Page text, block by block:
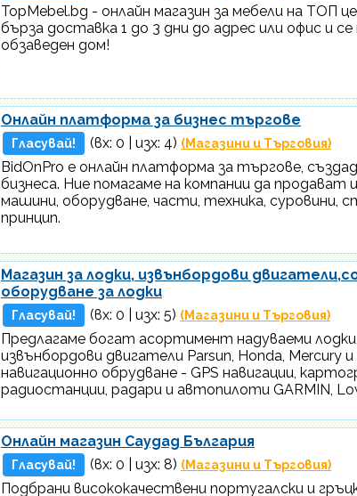
TopMebel.bg - онлайн магазин за мебели на ТОП
бърза доставка 1 до 3 дни до адрес или офис и
обзаведен дом!
Онлайн платформа за бизнес търгове
Гласувай! (вх: 0 | изх: 4) (Магазини и Търговия)
BidOnPro е онлайн платформа за търгове,
бизнеса. Ние помагаме на компании да продават
машини, оборудване, части, техника, суровини,
принцип.
Магазин за лодки, извънбордови
оборудване за лодки
Гласувай! (вх: 0 | изх: 5) (Магазини и Търговия)
Предлагаме богат асортимент надуваеми лодки,
извънбордови двигатели Parsun, Honda, Mercury
навигационно обрудване - GPS навигации,
радиостанции, радари и автопилоти GARMIN,
Онлайн магазин Саудад България
Гласувай! (вх: 0 | изх: 8) (Магазини и Търговия)
Подбрани висококачествени португалски и